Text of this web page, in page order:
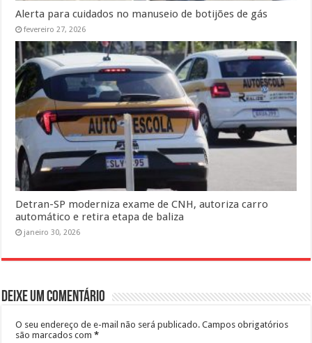
Alerta para cuidados no manuseio de botijões de gás
fevereiro 27, 2026
Detran-SP moderniza exame de CNH, autoriza carro
automático e retira etapa de baliza
janeiro 30, 2026
Deixe um comentário
O seu endereço de e-mail não será publicado. Campos obrigatórios
são marcados com*